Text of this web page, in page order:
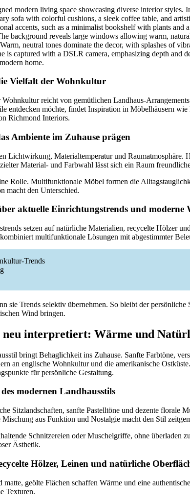
Vielfalt der Wohnkultur
Wohnkultur reicht von gemütlichen Landhaus-
entdecken möchte, findet Inspiration in Möbelhäusern
Richmond Interiors.
Ambiente im Zuhause prägen
Lichtwirkung, Materialtemperatur und Raumatmosphäre.
Material- und Farbwahl lässt sich ein Raum
Rolle. Multifunktionale Möbel formen die
macht den Unterschied.
aktuelle Einrichtungstrends und moderne
setzen auf natürliche Materialien, recycelte Hölzer
multifunktionale Lösungen mit abgestimmter
Trends
sie Trends selektiv übernehmen. So bleibt der persönliche
Wind bringen.
neu interpretiert: Wärme und
bringt Behaglichkeit ins Zuhause. Sanfte Farbtöne,
an englische Wohnkultur und die amerikanische
für persönliche Gestaltung.
modernen Landhausstils
Sitzlandschaften, sanfte Pastelltöne und dezente florale
aus Funktion und Nostalgie macht den Stil
Schnitzereien oder Muschelgriffe, ohne überladen
Ästhetik.
Hölzer, Leinen und natürliche
matte, geölte Flächen schaffen Wärme und eine
Texturen.